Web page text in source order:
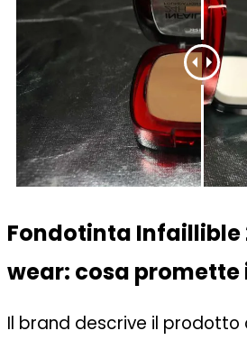
Fondotinta Infaillible
wear: cosa promette
Il brand descrive il prodotto